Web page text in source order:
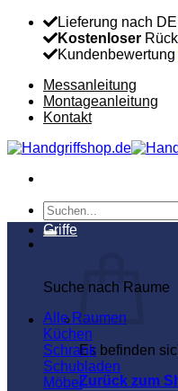
Zum
springen
Lieferung nach
Kostenloser
Kundenbewertung
Messanleitung
Montageanleitung
Kontakt
Suchen
nach:
Es befinden
Zurück zum
Griffe
Suche nach Raume
Alle Raumen
Küchen
Schrank
Schubladen
Möbel